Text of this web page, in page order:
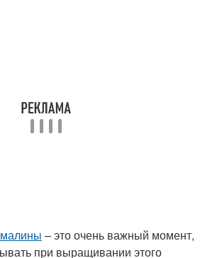
– это очень важный момент,
при выращивании этого